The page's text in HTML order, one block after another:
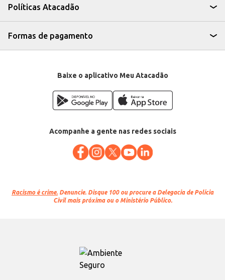
Políticas Atacadão
Formas de pagamento
Baixe o aplicativo Meu Atacadão
Acompanhe a gente nas redes sociais
Racismo é crime. Denuncie. Disque 100 ou procure a Delegacia de Polícia
Civil mais próxima ou o Ministério Público.